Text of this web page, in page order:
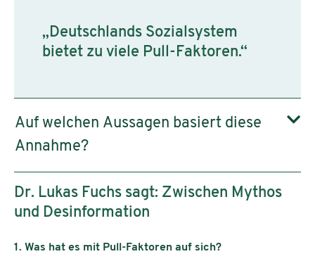
„Deutschlands Sozialsystem
bietet zu viele Pull-Faktoren.“
Auf welchen Aussagen basiert diese
Annahme?
Dr. Lukas Fuchs sagt: Zwischen Mythos
und Desinformation
1. Was hat es mit Pull-Faktoren auf sich?